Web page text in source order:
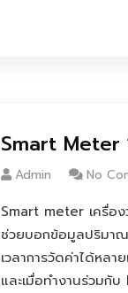
Smart Meter
Admin No
Smart meter เครื่อ
ช่วยบอกข้อมูลปริมาณ
เวลาการวัดค่าได้หล
และเมื่อทำงานร่วมกั